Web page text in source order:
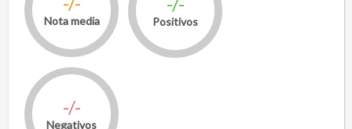
Nota media Positivos
-/-
Negativos